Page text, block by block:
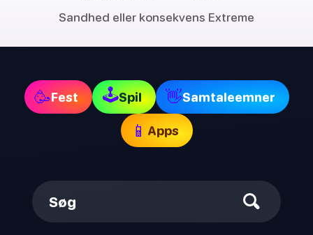
Sandhed eller konsekvens Extreme
🥳Fest 🕹Spil 👋Samtaleemner
📱 Apps
Søg